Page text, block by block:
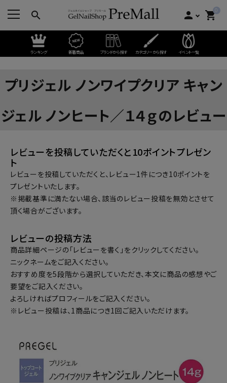
search person 0
shopping_cart
ランキング 新着商品 ブランドから探す カテゴリーから探す イベント一覧
プリジェル ノンワイプクリア キャン
ジェル ノンヒート／１４ｇのレビュー
レビューを投稿していただくと10ポイントプレゼン
ト
レビューを投稿していただくと、レビュー1件につき10ポイントを
プレゼントいたします。
※掲載基準に満たない場合、該当のレビュー投稿を無効とさせて
頂く場合がございます。
レビューの投稿方法
商品詳細ページの「レビューを書く」をクリックしてください。
ニックネームをご記入ください。
おすすめ度を5段階から選択していただき、本文に商品の感想やご
要望をご記入ください。
よろしければプロフィールをご記入ください。
※レビュー投稿は、1商品につき1回ご記入いただけます。